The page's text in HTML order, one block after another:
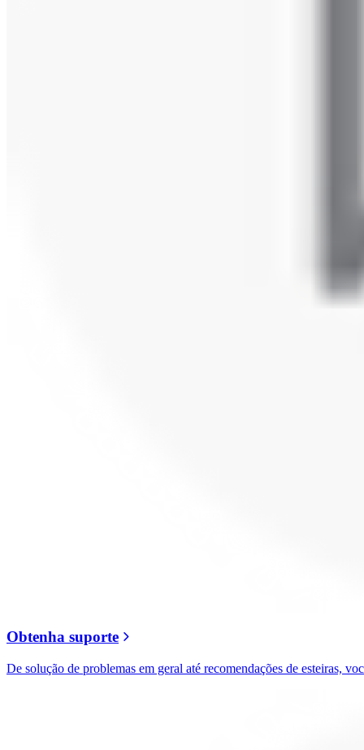
Obtenha suporte
De solução de problemas em geral até recomendações de esteiras,